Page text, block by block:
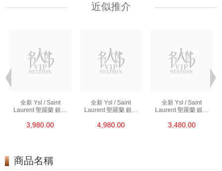
近似推介
全新 Ysl / Saint
Laurent 聖羅蘭 銀包
短身折疊款銀包
3,980.00
全新 Ysl / Saint
Laurent 聖羅蘭 銀包
短身拉鏈款銀包
4,980.00
全新 Ysl / Saint
Laurent 聖羅蘭 銀包
短身啪鈕款銀包
3,480.00
商品名稱